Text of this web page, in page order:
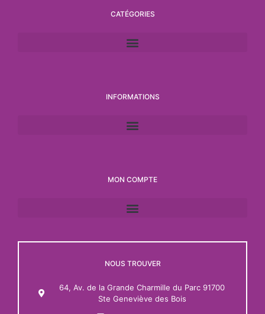
CATÉGORIES
INFORMATIONS
MON COMPTE
NOUS TROUVER
64, Av. de la Grande Charmille du Parc 91700
Ste Geneviève des Bois